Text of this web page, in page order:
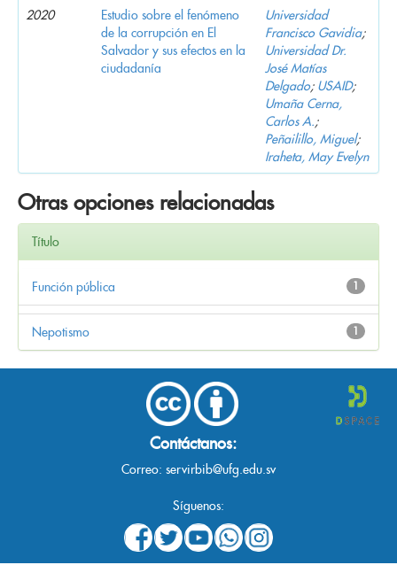
2020
Estudio sobre el fenómeno
de la corrupción en El
Salvador y sus efectos en la
ciudadanía
Universidad
Francisco Gavidia;
Universidad Dr.
José Matías
Delgado; USAID;
Umaña Cerna,
Carlos A.;
Peñailillo, Miguel;
Iraheta, May Evelyn
Otras opciones relacionadas
Título
1
Función pública
1
Nepotismo
Contáctanos:
Correo: servirbib@ufg.edu.sv
Síguenos: